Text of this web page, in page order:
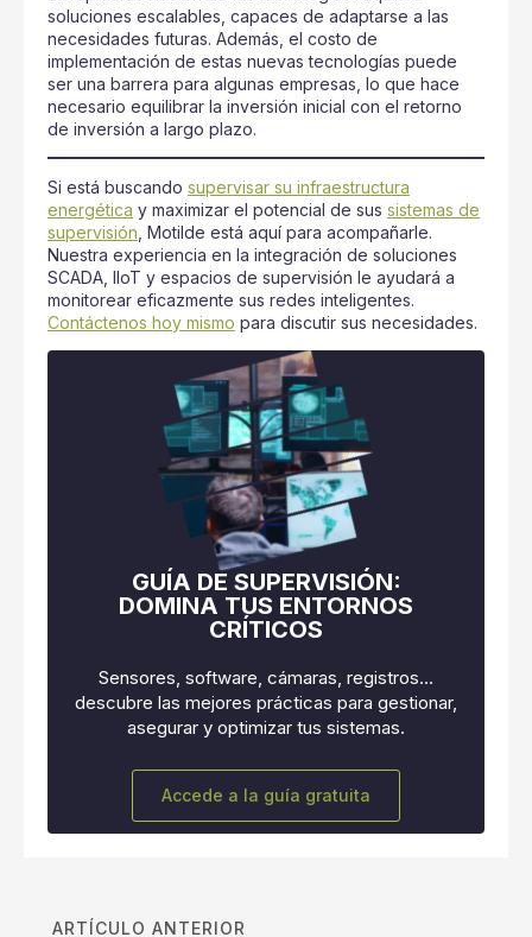
soluciones escalables, capaces de adaptarse a las
necesidades futuras. Además, el costo de
implementación de estas nuevas tecnologías puede
ser una barrera para algunas empresas, lo que hace
necesario equilibrar la inversión inicial con el retorno
de inversión a largo plazo.
Si está buscando supervisar su infraestructura
energética y maximizar el potencial de sus sistemas de
supervisión , Motilde está aquí para acompañarle.
Nuestra experiencia en la integración de soluciones
SCADA, IIoT y espacios de supervisión le ayudará a
monitorear eficazmente sus redes inteligentes.
Contáctenos hoy mismo para discutir sus necesidades.
GUÍA DE SUPERVISIÓN:
DOMINA TUS ENTORNOS
CRÍTICOS
Sensores, software, cámaras, registros…
descubre las mejores prácticas para gestionar,
asegurar y optimizar tus sistemas.
Accede a la guía gratuita
ARTÍCULO ANTERIOR